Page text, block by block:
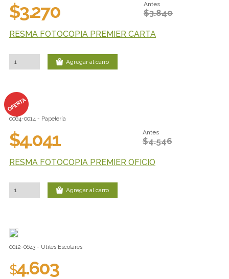
$3.270 Antes
$3.840
RESMA FOTOCOPIA PREMIER CARTA
Agregar al carro
0064-0014 - Papelería
$4.041 Antes
$4.546
RESMA FOTOCOPIA PREMIER OFICIO
Agregar al carro
0012-0643 - Utiles Escolares
$4.603